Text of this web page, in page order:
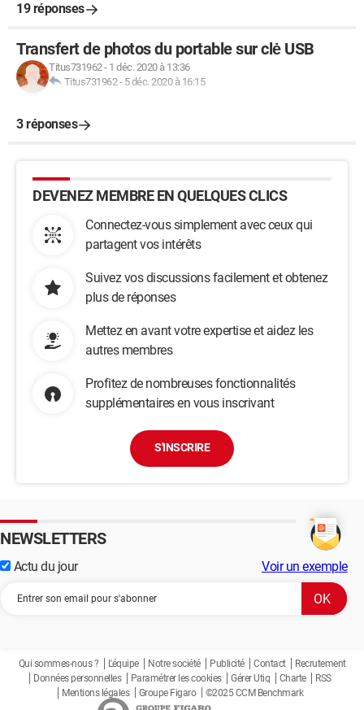
19 réponses
Transfert de photos du portable sur clė USB
Titus731962- 1 déc. 2020 à 13:36
Titus731962- 5 déc. 2020 à 16:15
3 réponses
DEVENEZ MEMBRE EN QUELQUES CLICS
Connectez-vous simplement avec ceux qui
partagent vos intérêts
Suivez vos discussions facilement et obtenez
plus de réponses
Mettez en avant votre expertise et aidez les
autres membres
Profitez de nombreuses fonctionnalités
supplémentaires en vous inscrivant
S'INSCRIRE
NEWSLETTERS
Actu du jour Voir un exemple
Qui sommes-nous ? L'équipe Notre société Publicité Contact
Recrutement
Données personnelles
Paramétrer les cookies Gérer Utiq Charte
RSS
Mentions légales
Groupe Figaro ©2025 CCM Benchmark